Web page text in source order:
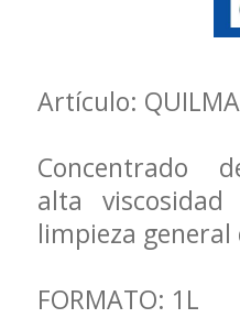
Artículo:
Concentrado
alta
limpieza general
FORMATO: 1L